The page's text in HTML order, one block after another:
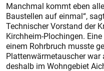
Manchmal kommt eben
Baustellen auf einmal“,
Technischer Vorstand der
Kirchheim-Plochingen.
einem Rohrbruch musste
Plattenwärmetauscher
deshalb im Wohngebiet